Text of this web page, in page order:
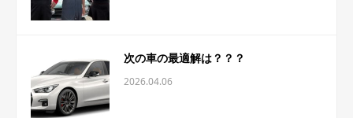
次の車の最適解は？？？
2026.04.06